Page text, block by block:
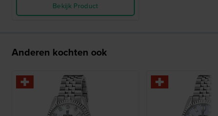
Bekijk Product
Anderen kochten ook